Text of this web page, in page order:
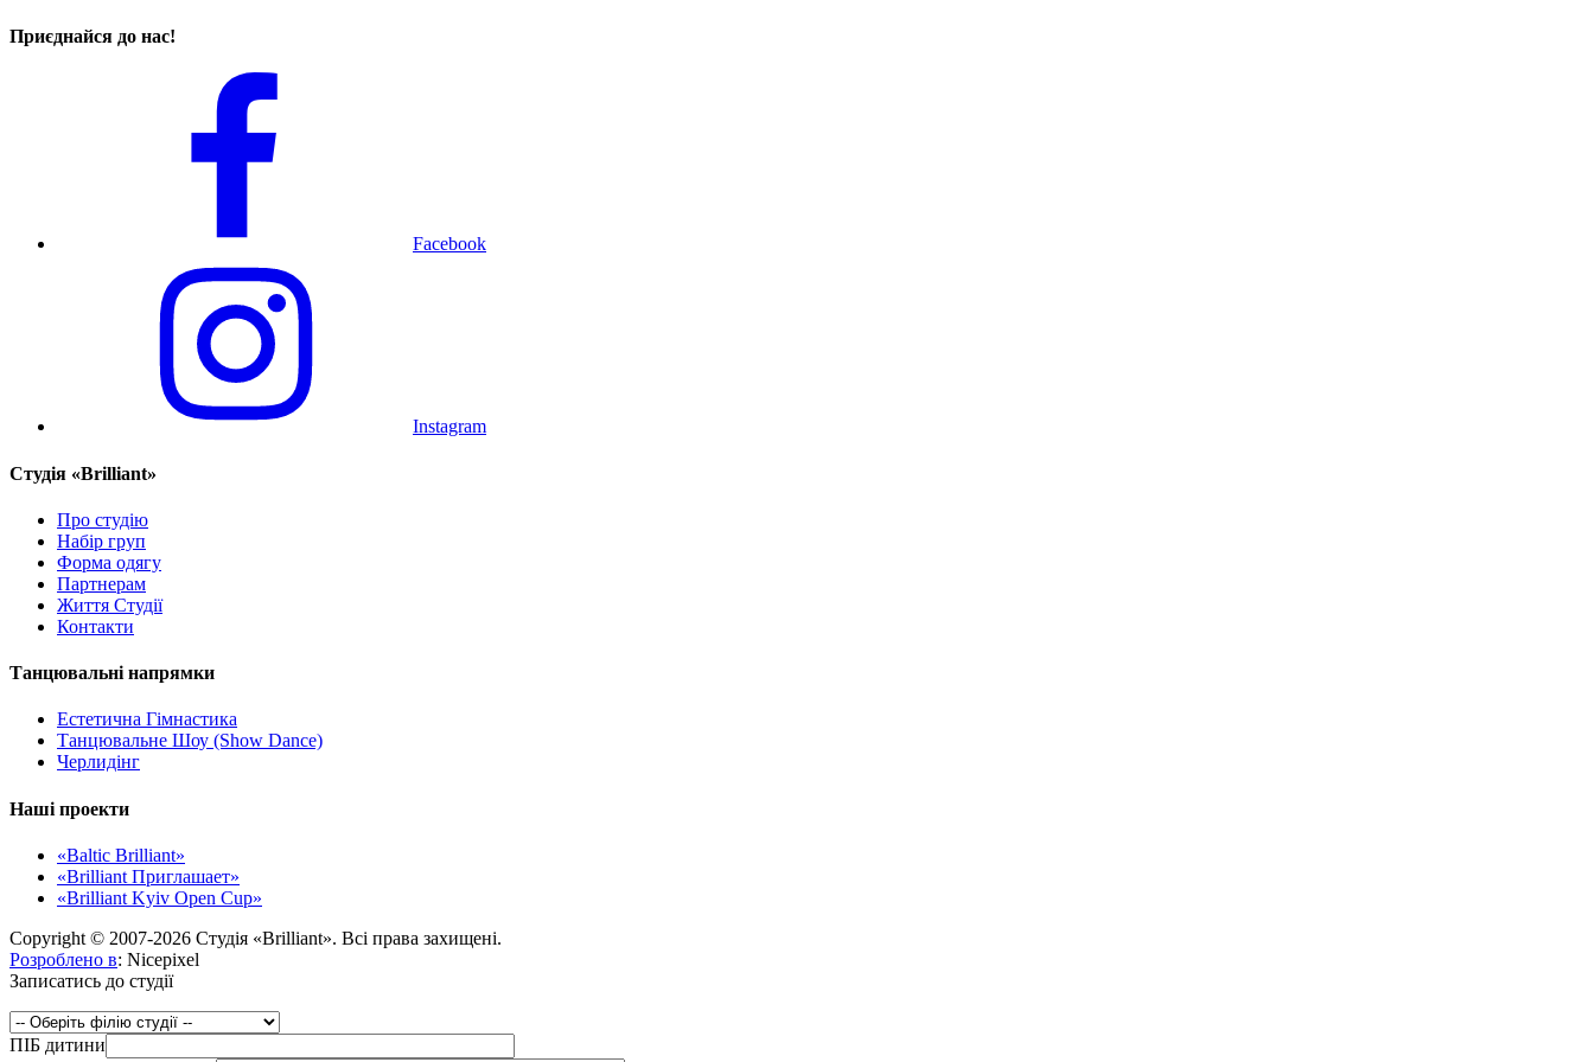
Приєднайся до нас!
Facebook
Instagram
Cтудія «Brilliant»
Про студію
Набір груп
Форма одягу
Партнерам
Життя Студії
Контакти
Танцювальні напрямки
Естетична Гімнастика
Танцювальне Шоу (Show Dance)
Черлидінг
Наші проекти
«Baltic Brilliant»
«Brilliant Приглашает»
«Brilliant Kyiv Open Cup»
Copyright © 2007-2026 Студія «Brilliant». Всі права захищені.
Розроблено в: Nicepixel
Записатись до студії
ПІБ дитини